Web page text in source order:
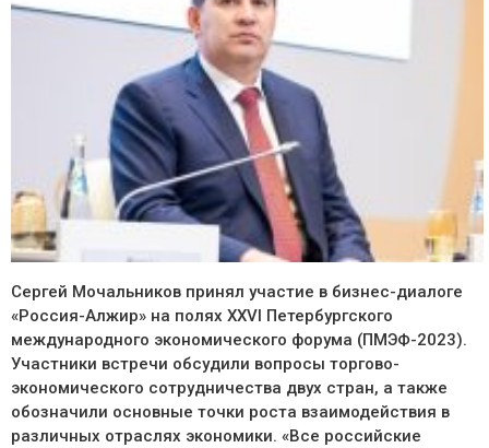
Сергей Мочальников принял участие в бизнес-диалоге
«Россия-Алжир» на полях XXVI Петербургского
международного экономического форума (ПМЭФ-2023).
Участники встречи обсудили вопросы торгово-
экономического сотрудничества двух стран, а также
обозначили основные точки роста взаимодействия в
различных отраслях экономики. «Все российские